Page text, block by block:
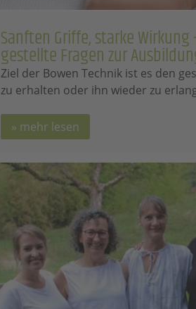
Sanften Griffe, starke
gestellte Fragen zur
Ziel der Bowen Technik ist es den
zu erhalten oder ihn wieder zu
mehr lesen